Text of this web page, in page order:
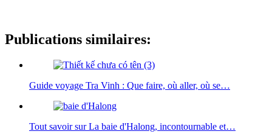
Publications similaires:
Guide voyage Tra Vinh : Que faire, où aller, où se…
Tout savoir sur La baie d'Halong, incontournable et…